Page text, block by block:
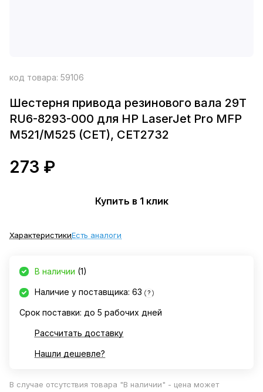
код товара: 59106
Шестерня привода резинового вала 29T
RU6-8293-000 для HP LaserJet Pro MFP
M521/M525 (CET), CET2732
273 ₽
Купить в 1 клик
ХарактеристикиЕсть аналоги
В наличии (1)
Наличие у поставщика: 63 ?
Срок поставки: до 5 рабочих дней
Рассчитать доставку
Нашли дешевле?
В случае отсутствия товара "В наличии" - цена может